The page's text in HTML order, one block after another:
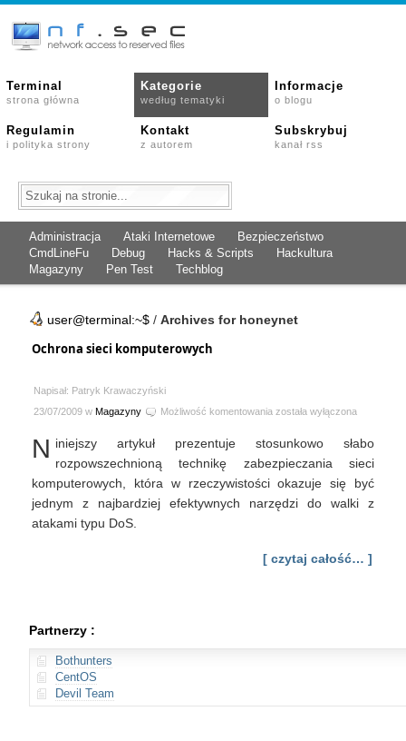
Terminal
strona główna
Kategorie
według tematyki
Informacje
o blogu
Regulamin
i polityka strony
Kontakt
z autorem
Subskrybuj
kanał rss
Administracja Ataki Internetowe
Bezpieczeństwo
CmdLineFu
Debug Hacks & Scripts
Hackultura
Magazyny
Pen Test Techblog
user@terminal:~$ / Archives for honeynet
Ochrona sieci komputerowych
Napisał: Patryk Krawaczyński
23/07/2009 w Magazyny Możliwość komentowania Ochrona
komputerowych
została wyłączona
N iniejszy artykuł prezentuje stosunkowo słabo
rozpowszechnioną technikę zabezpieczania sieci
komputerowych, która w rzeczywistości okazuje się być
jednym z najbardziej efektywnych narzędzi do walki z
atakami typu DoS.
[ czytaj całość… ]
Partnerzy :
Bothunters
CentOS
Devil Team